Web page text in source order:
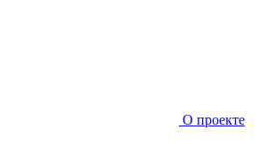
О проекте